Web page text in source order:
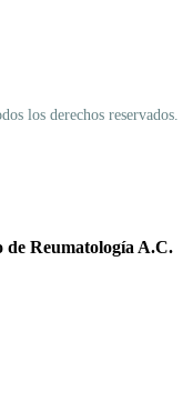
los derechos reservados.
de Reumatología A.C.